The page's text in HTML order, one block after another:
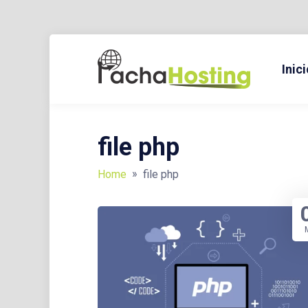
BLOG Y TUTORIALES SOBRE HOSTING, DOMINIOS,
file php
Home » file php